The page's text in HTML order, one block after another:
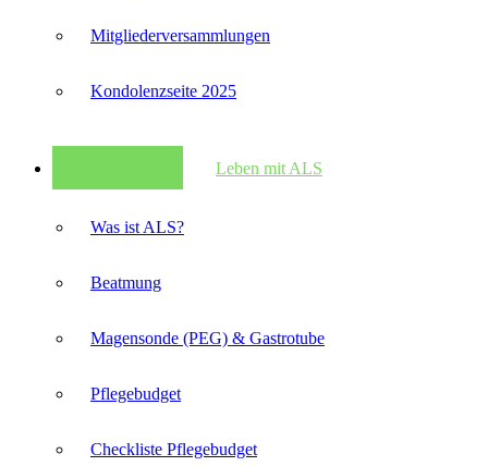
Mitglieder­versammlungen
Kondolenzseite 2025
Leben mit ALS
Was ist ALS?
Beatmung
Magensonde (PEG) & Gastrotube
Pflegebudget
Checkliste Pflegebudget